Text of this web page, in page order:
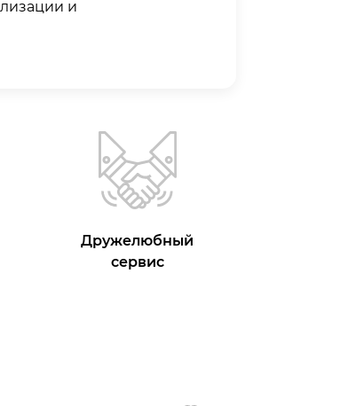
и
Дружелюбный
сервис